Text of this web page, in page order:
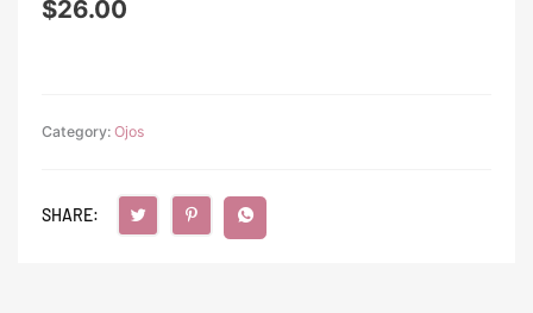
$26.00
Category: Ojos
SHARE: